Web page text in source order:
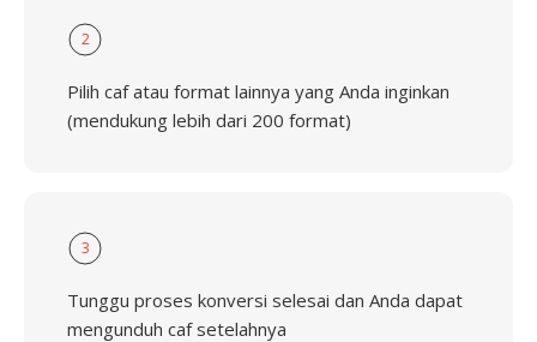
2
Pilih caf atau format lainnya yang Anda inginkan
(mendukung lebih dari 200 format)
3
Tunggu proses konversi selesai dan Anda dapat
mengunduh caf setelahnya